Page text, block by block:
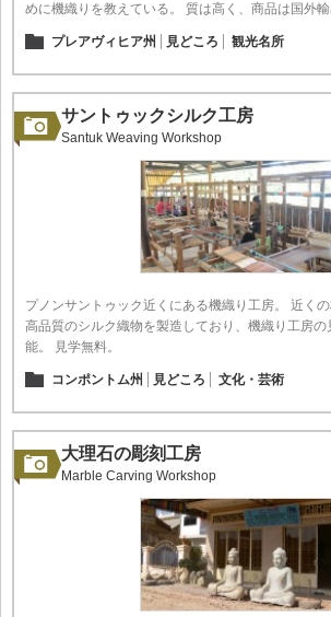
めに機織りを教えている。 質は高く、商品は国外輸
プレアヴィヒア州 見どころ 観光名所
サントゥックシルク工房
Santuk Weaving Workshop
プノンサントゥック近くにある機織り工房。 近く
高品質のシルク織物を製造しており、機織り工房
能。 見学無料。
コンポントム州 見どころ 文化・芸術
大理石の彫刻工房
Marble Carving Workshop